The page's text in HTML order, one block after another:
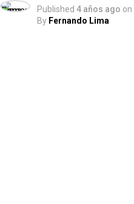
Published 4 años ago on
By Fernando Lima